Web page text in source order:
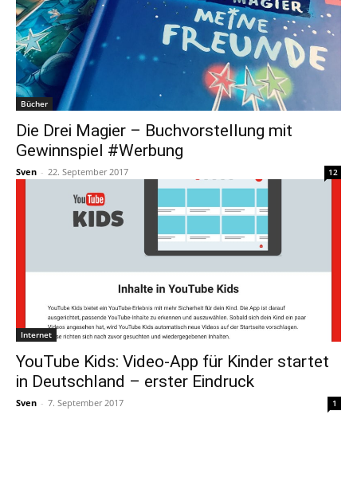
Bücher
Die Drei Magier – Buchvorstellung mit
Gewinnspiel #Werbung
Sven - 22. September 2017 12
Internet
YouTube Kids: Video-App für Kinder startet
in Deutschland – erster Eindruck
Sven - 7. September 2017 1